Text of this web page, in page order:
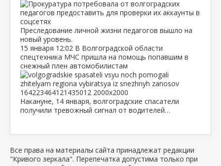
Преследование личной жизни педагогов вышло на
новый уровень.
15 января 12:02 В Волгоградской области
спецтехника МЧС пришла на помощь попавшим в
снежный плен автомобилистам
Накануне, 14 января, волгоградские спасатели
получили тревожный сигнал от водителей…
Все права на материалы сайта принадлежат редакции
"Кривого зеркала". Перепечатка допустима только при